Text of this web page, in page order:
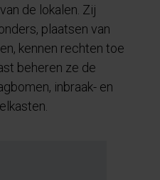
de lokalen. Zij
plaatsen van
kennen rechten toe
beheren ze de
inbraak- en